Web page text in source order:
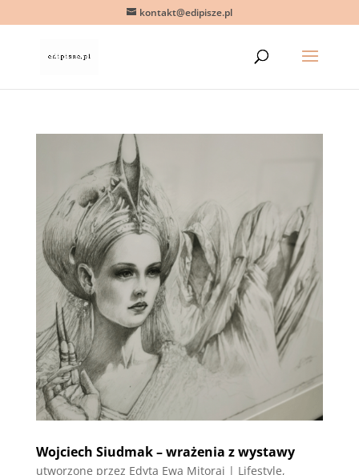
kontakt@edipisze.pl
Wojciech Siudmak – wrażenia z wystawy
utworzone przez Edyta Ewa Mitoraj | Lifestyle,